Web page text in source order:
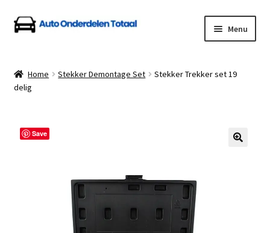
Ga
door
navigatie
Ga
naar
inhoud
Menu
Algemene Voorwaarden
Home Stekker Demontage Set
Stekker Trekker set 19
delig
Save